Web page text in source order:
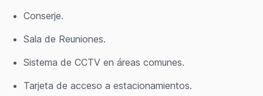
Conserje.
Sala de Reuniones.
Sistema de CCTV en áreas comunes.
Tarjeta de acceso a estacionamientos.